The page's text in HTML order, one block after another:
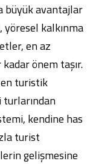
büyük avantajlar
kalkınma
en az
önem taşır.
turistik
turlarından
kendine has
turist
gelişmesine